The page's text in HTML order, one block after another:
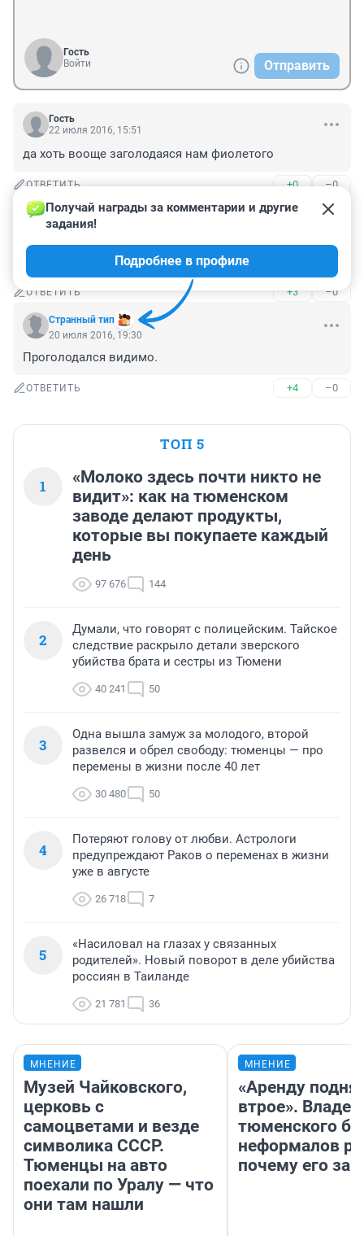
Гость
Войти
Отправить
Гость
22 июля 2016, 15:51
да хоть вооще заголодаяся нам фиолетого
ОТВЕТИТЬ +0 –0
Гость
20 июля 2016, 21:49
Ничего, щас подкрепится и по-новой голодать. Надо ж
к своей персоне внимание привлекать.
ОТВЕТИТЬ +3 –0
Странный тип
Получай награды за комментарии и другие
задания!
Подробнее в профиле
20 июля 2016, 19:30
Проголодался видимо.
ОТВЕТИТЬ +4 –0
ТОП 5
1
«Молоко здесь почти никто не
видит»: как на тюменском
заводе делают продукты,
которые вы покупаете каждый
день
97 676 144
2
Думали, что говорят с полицейским. Тайское
следствие раскрыло детали зверского
убийства брата и сестры из Тюмени
40 241 50
3
Одна вышла замуж за молодого, второй
развелся и обрел свободу: тюменцы — про
перемены в жизни после 40 лет
30 480 50
4
Потеряют голову от любви. Астрологи
предупреждают Раков о переменах в жизни
уже в августе
26 718 7
5
«Насиловал на глазах у связанных
родителей». Новый поворот в деле убийства
россиян в Таиланде
21 781 36
МНЕНИЕ
Музей Чайковского,
церковь с
самоцветами и везде
символика СССР.
Тюменцы на авто
поехали по Уралу — что
они там нашли
МНЕНИЕ
«Аренду
втрое».
тюменского
неформалов
почему его